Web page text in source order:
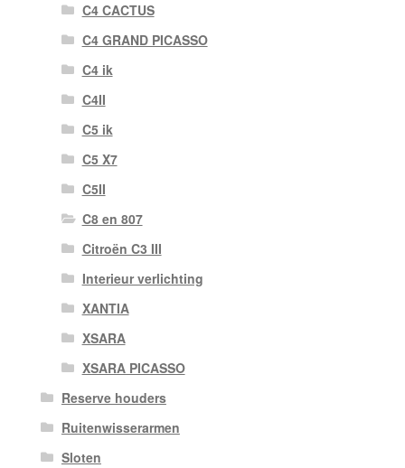
C4 CACTUS
C4 GRAND PICASSO
C4 ik
C4II
C5 ik
C5 X7
C5II
C8 en 807
Citroën C3 III
Interieur verlichting
XANTIA
XSARA
XSARA PICASSO
Reserve houders
Ruitenwisserarmen
Sloten